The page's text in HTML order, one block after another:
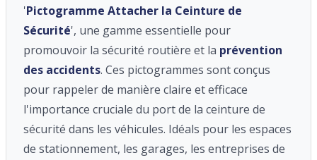
'Pictogramme Attacher la Ceinture de
Sécurité', une gamme essentielle pour
promouvoir la sécurité routière et la prévention
des accidents. Ces pictogrammes sont conçus
pour rappeler de manière claire et efficace
l'importance cruciale du port de la ceinture de
sécurité dans les véhicules. Idéals pour les espaces
de stationnement, les garages, les entreprises de